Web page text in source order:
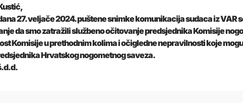
27. veljače 2024. puštene snimke komunikacija sudaca iz VAR
da smo zatražili službeno očitovanje predsjednika Komisije
Komisije u prethodnim kolima i očigledne nepravilnosti koje
Hrvatskog nogometnog saveza.